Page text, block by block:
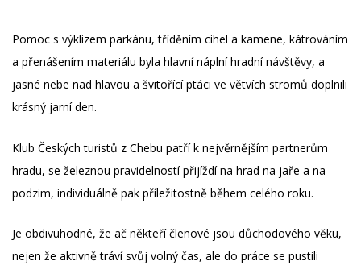
Pomoc s výklizem parkánu, tříděním cihel a kamene, kátrováním
a přenášením materiálu byla hlavní náplní hradní návštěvy, a
jasné nebe nad hlavou a švitořící ptáci ve větvích stromů doplnili
krásný jarní den.
Klub Českých turistů z Chebu patří k nejvěrnějším partnerům
hradu, se železnou pravidelností přijíždí na hrad na jaře a na
podzim, individuálně pak příležitostně během celého roku.
Je obdivuhodné, že ač někteří členové jsou důchodového věku,
nejen že aktivně tráví svůj volný čas, ale do práce se pustili